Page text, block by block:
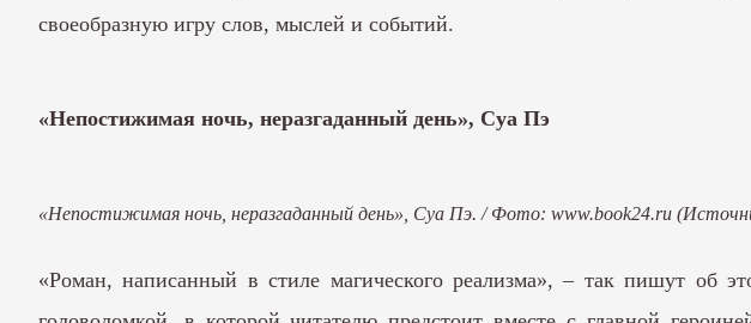
своеобразную игру слов, мыслей и событий.
«Непостижимая ночь, неразгаданный день», Суа Пэ
«Непостижимая ночь, неразгаданный день», Суа Пэ. / Фото: www.book24.ru
«Роман, написанный в стиле магического реализма», – так пишут об